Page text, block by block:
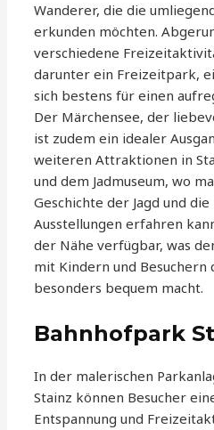
Wanderer, die die
erkunden möchten.
verschiedene
darunter ein Freizeitpark,
sich bestens für einen
Der Märchensee, der
ist zudem ein idealer
weiteren Attraktionen in
und dem Jadmuseum, wo
Geschichte der Jagd und
Ausstellungen erfahren
der Nähe verfügbar, was
mit Kindern und Besuchern
besonders bequem macht.
Bahnhofpark
In der malerischen
Stainz können Besucher
Entspannung und